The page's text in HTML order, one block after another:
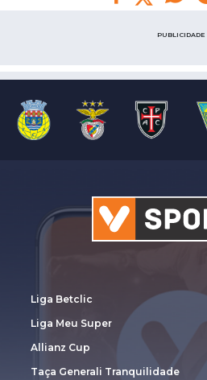
PUBLICIDADE
Liga Betclic
Liga Meu Super
Allianz Cup
Taça Generali Tranquilidade